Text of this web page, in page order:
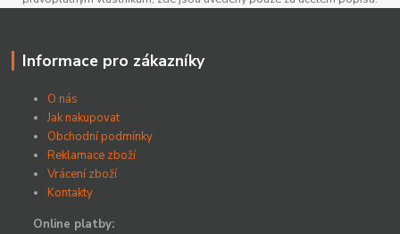
Informace pro zákazníky
O nás
Jak nakupovat
Obchodní podmínky
Reklamace zboží
Vrácení zboží
Kontakty
Online platby: